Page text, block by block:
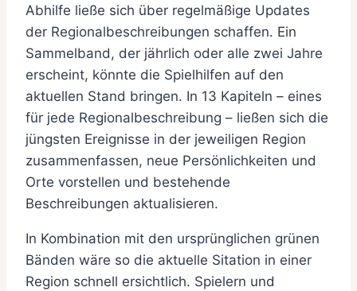
Abhilfe ließe sich über regelmäßige Updates
der Regionalbeschreibungen schaffen. Ein
Sammelband, der jährlich oder alle zwei Jahre
erscheint, könnte die Spielhilfen auf den
aktuellen Stand bringen. In 13 Kapiteln – eines
für jede Regionalbeschreibung – ließen sich die
jüngsten Ereignisse in der jeweiligen Region
zusammenfassen, neue Persönlichkeiten und
Orte vorstellen und bestehende
Beschreibungen aktualisieren.
In Kombination mit den ursprünglichen grünen
Bänden wäre so die aktuelle Sitation in einer
Region schnell ersichtlich. Spielern und